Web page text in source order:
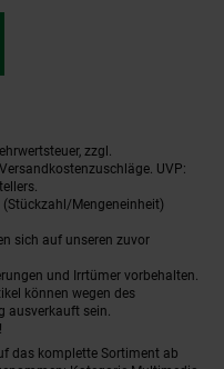
zzgl.
UVP:
Mengeneinheit)
sich auf unseren zuvor
und Irrtümer vorbehalten.
können wegen des
ausverkauft sein.
das komplette Sortiment ab